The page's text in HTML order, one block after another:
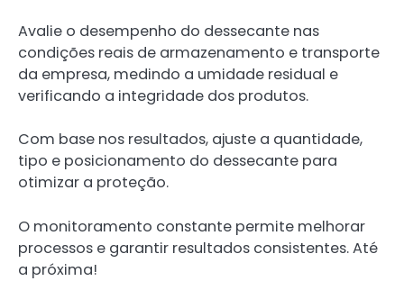
Avalie o desempenho do dessecante nas
condições reais de armazenamento e transporte
da empresa, medindo a umidade residual e
verificando a integridade dos produtos.
Com base nos resultados, ajuste a quantidade,
tipo e posicionamento do dessecante para
otimizar a proteção.
O monitoramento constante permite melhorar
processos e garantir resultados consistentes. Até
a próxima!